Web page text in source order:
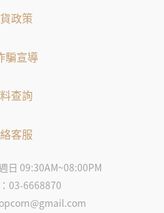
政策
騙宣導
查詢
客服
日 09:30AM~08:00PM
03-6668870